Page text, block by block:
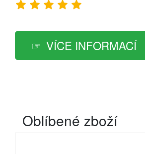
VÍCE INFORMACÍ
Oblíbené zboží